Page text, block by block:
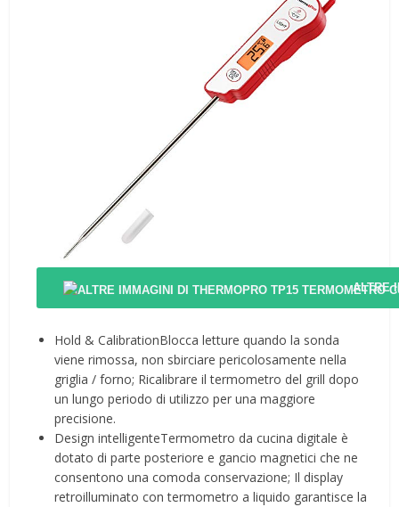
ALTRE
Hold & CalibrationBlocca letture quando la sonda
viene rimossa, non sbirciare pericolosamente nella
griglia / forno; Ricalibrare il termometro del grill dopo
un lungo periodo di utilizzo per una maggiore
precisione.
Design intelligenteTermometro da cucina digitale è
dotato di parte posteriore e gancio magnetici che ne
consentono una comoda conservazione; Il display
retroilluminato con termometro a liquido garantisce la